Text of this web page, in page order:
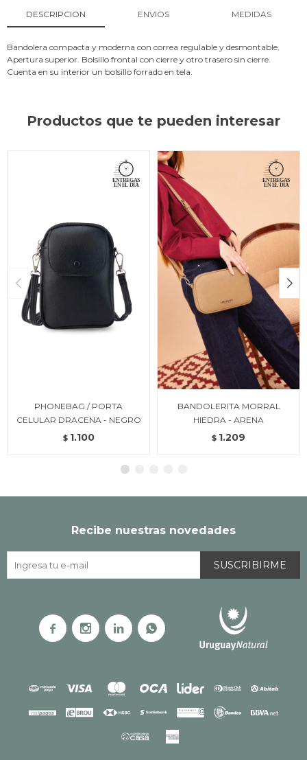
DESCRIPCION ENVIOS MEDIDAS
Bandolera compacta y moderna con correa regulable y desmontable.
Apertura superior. Bolsillo frontal con cierre y otro trasero sin cierre.
Cuenta en su interior un bolsillo forrado en tela.
Productos que te pueden interesar
PHONEBAG / PORTA
CELULAR DRACENA - NEGRO
$ 1.100
BANDOLERITA MORRAL
HIEDRA - ARENA
$ 1.209
Recibe nuestras novedades
SUSCRIBIRME
   